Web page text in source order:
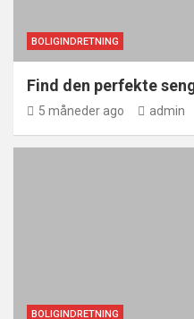
BOLIGINDRETNING
Find den perfekte
5 måneder ago admin
BOLIGINDRETNING